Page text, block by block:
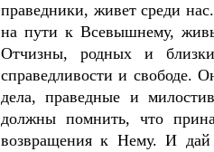
праведники, живет среди
на пути к Всевышнему,
Отчизны, родных и
справедливости и свободе.
дела, праведные и
должны помнить, что
возвращения к Нему. И дай